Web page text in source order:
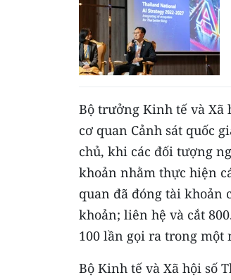
Bộ trưởng Kinh tế và Xã
cơ quan Cảnh sát quốc
chủ, khi các đối tượng
khoản nhằm thực hiện
quan đã đóng tài khoản
khoản; liên hệ và cắt
100 lần gọi ra trong một
Bộ Kinh tế và Xã hội số